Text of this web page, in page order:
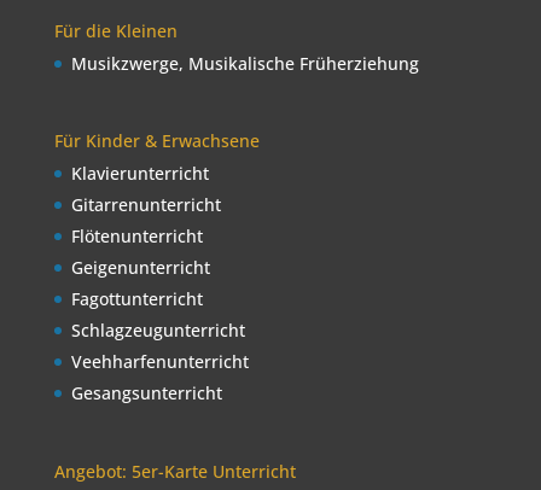
Für die Kleinen
Musikzwerge, Musikalische Früherziehung
Für Kinder & Erwachsene
Klavierunterricht
Gitarrenunterricht
Flötenunterricht
Geigenunterricht
Fagottunterricht
Schlagzeugunterricht
Veehharfenunterricht
Gesangsunterricht
Angebot: 5er-Karte Unterricht